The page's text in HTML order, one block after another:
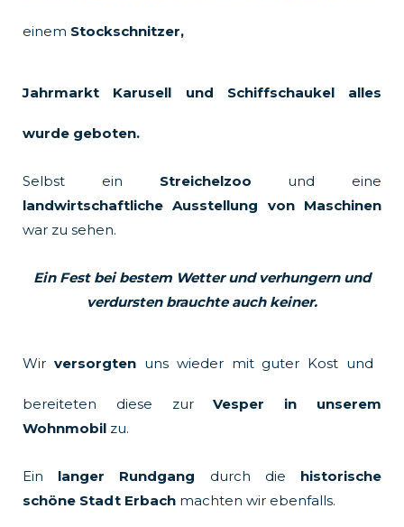
einem Stockschnitzer,
Jahrmarkt Karusell und Schiffschaukel alles
wurde geboten.
Selbst ein Streichelzoo und eine
landwirtschaftliche Ausstellung von Maschinen
war zu sehen.
Ein Fest bei bestem Wetter und verhungern und
verdursten brauchte auch keiner.
Wir versorgtenuns wieder mit guter Kost und
bereiteten diese zurVesper in unserem
Wohnmobil zu.
Ein langer Rundgang durch die historische
schöne Stadt Erbach machten wir ebenfalls.